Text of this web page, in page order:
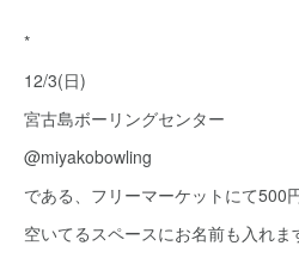
*
12/3(日)
宮古島ボーリングセンター
@miyakobowling
である、フリーマーケットにて500
空いてるスペースにお名前も入れま